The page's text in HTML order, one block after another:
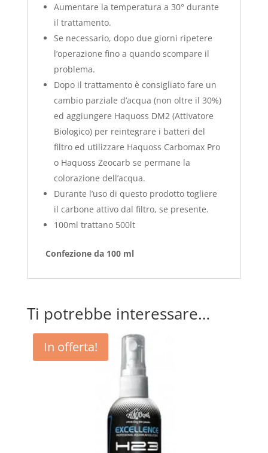
Aumentare la temperatura a 30° durante
il trattamento.
Se necessario, dopo due giorni ripetere
l’operazione fino a quando scompare il
problema.
Dopo il trattamento è consigliato fare un
cambio parziale d’acqua (non oltre il 30%)
ed aggiungere Haquoss DM2 (Attivatore
Biologico) per reintegrare i batteri del
filtro ed utilizzare Haquoss Carbomax Pro
o Haquoss Zeocarb se permane la
colorazione dell’acqua.
Durante l’uso di questo prodotto togliere
il carbone attivo dal filtro, se presente.
100ml trattano 500lt
Confezione da 100 ml
Ti potrebbe interessare…
In offerta!